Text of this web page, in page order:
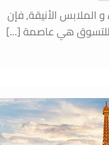
و الملابس الأنيقة, فإن
هي عاصمة [...]